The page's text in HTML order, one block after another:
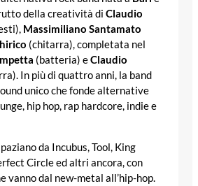
della creatività di Claudio
Massimiliano Santamato
(chitarra), completata nel
(batteria) eClaudio
In più di quattro anni, la band
unico che fonde alternative
hip hop, rap hardcore, indie e
da Incubus, Tool, King
Circle ed altri ancora, con
vanno dal new-metal all’hip-hop.